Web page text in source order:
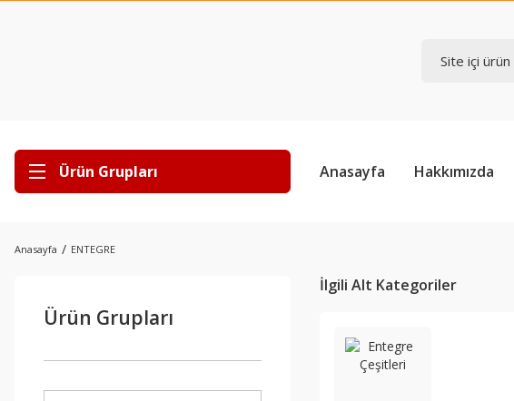
Ürün Grupları Anasayfa Hakkımızda
Anasayfa ENTEGRE
Ürün Grupları
İlgili Alt Kategoriler